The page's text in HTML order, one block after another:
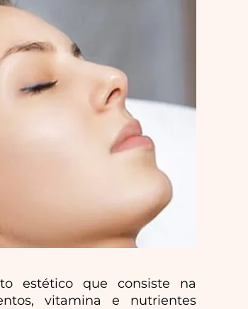
estético que consiste na
vitamina e nutrientes